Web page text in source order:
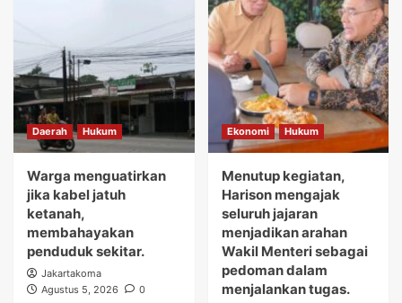
Daerah Hukum
Warga menguatirkan
jika kabel jatuh
ketanah,
membahayakan
penduduk sekitar.
Jakartakoma
Agustus 5, 2026
0
Ekonomi Hukum
Menutup kegiatan,
Harison mengajak
seluruh jajaran
menjadikan arahan
Wakil Menteri sebagai
pedoman dalam
menjalankan tugas.